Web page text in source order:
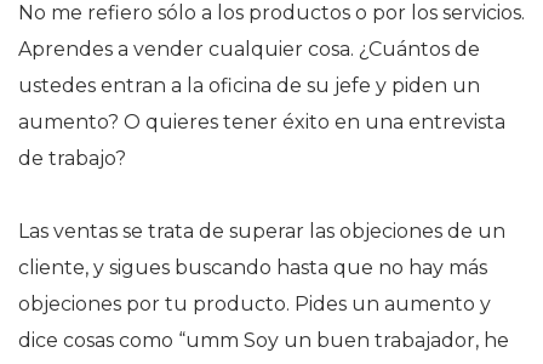
No me refiero sólo a los productos o por los servicios.
Aprendes a vender cualquier cosa. ¿Cuántos de
ustedes entran a la oficina de su jefe y piden un
aumento? O quieres tener éxito en una entrevista
de trabajo?
Las ventas se trata de superar las objeciones de un
cliente, y sigues buscando hasta que no hay más
objeciones por tu producto. Pides un aumento y
dice cosas como “umm Soy un buen trabajador, he